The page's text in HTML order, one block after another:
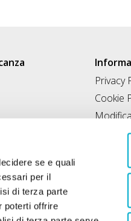
se e quali
per il
di terza parte
poterti offrire
Privacy
Cookie